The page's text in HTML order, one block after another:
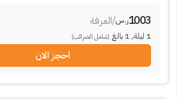
1003ر.س/الغرفة
1 ليلة,
1 بالغ (شامل الضرائب)
احجز الان